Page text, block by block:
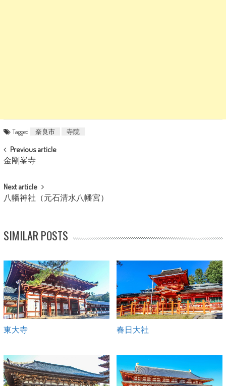
Tagged 奈良市 寺院
POST NAVIGATION
Previous article
金剛峯寺
Next article
八幡神社（元石清水八幡宮）
SIMILAR POSTS
東大寺 春日大社